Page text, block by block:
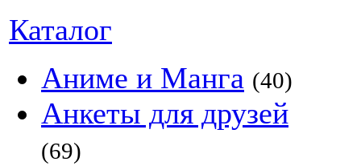
Каталог
Аниме и Манга (40)
Анкеты для друзей
(69)